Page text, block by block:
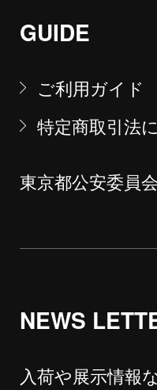
GUIDE
ご利用ガイド
特定商取引法
東京都公安委員
NEWS
入荷や展示情報